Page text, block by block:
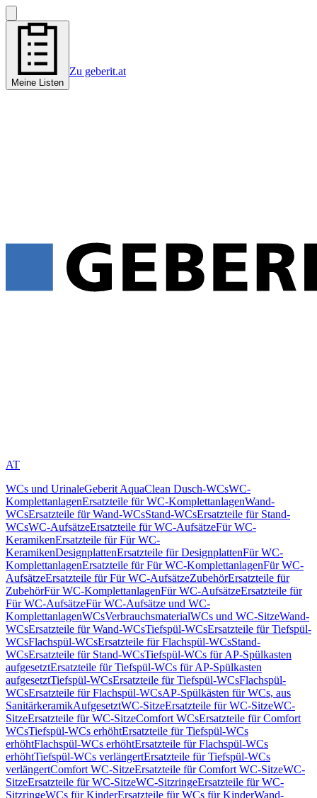
Meine Listen
Zu geberit.at
AT
WCs und UrinaleGeberit AquaClean Dusch-WCsWC-
KomplettanlagenErsatzteile für WC-KomplettanlagenWand-
WCsErsatzteile für Wand-WCsStand-WCsErsatzteile für Stand-
WCsWC-AufsätzeErsatzteile für WC-AufsätzeFür WC-
KeramikenErsatzteile für Für WC-
KeramikenDesignplattenErsatzteile für DesignplattenFür WC-
KomplettanlagenErsatzteile für Für WC-KomplettanlagenFür WC-
AufsätzeErsatzteile für Für WC-AufsätzeZubehörErsatzteile für
ZubehörFür WC-KomplettanlagenFür WC-AufsätzeErsatzteile für
Für WC-AufsätzeFür WC-Aufsätze und WC-
KomplettanlagenWCsVerbrauchsmaterialWCs und WC-SitzeWand-
WCsErsatzteile für Wand-WCsTiefspül-WCsErsatzteile für Tiefspül-
WCsFlachspül-WCsErsatzteile für Flachspül-WCsStand-
WCsErsatzteile für Stand-WCsTiefspül-WCs für AP-Spülkasten
aufgesetztErsatzteile für Tiefspül-WCs für AP-Spülkasten
aufgesetztTiefspül-WCsErsatzteile für Tiefspül-WCsFlachspül-
WCsErsatzteile für Flachspül-WCsAP-Spülkästen für WCs, aus
SanitärkeramikAufgesetztWC-SitzeErsatzteile für WC-SitzeWC-
SitzeErsatzteile für WC-SitzeComfort WCsErsatzteile für Comfort
WCsTiefspül-WCs erhöhtErsatzteile für Tiefspül-WCs
erhöhtFlachspül-WCs erhöhtErsatzteile für Flachspül-WCs
erhöhtTiefspül-WCs verlängertErsatzteile für Tiefspül-WCs
verlängertComfort WC-SitzeErsatzteile für Comfort WC-SitzeWC-
SitzeErsatzteile für WC-SitzeWC-SitzringeErsatzteile für WC-
SitzringeWCs für KinderErsatzteile für WCs für KinderWand-